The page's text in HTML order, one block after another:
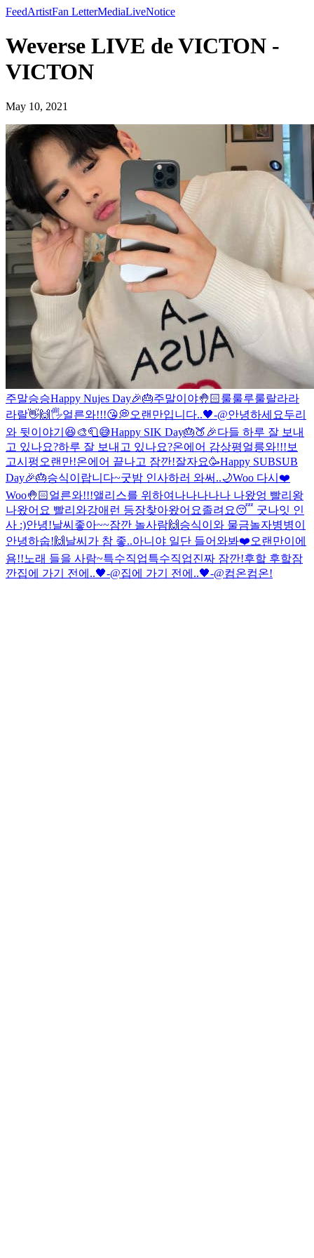
FeedArtistFan LetterMediaLiveNotice
Weverse LIVE de VICTON -
VICTON
May 10, 2021
주말승승Happy Nujes Day🎉🎂주말이야🤚🏻룰룰루룰랄라라
라랄👋🙌🖐얼른와!!!😘💭오랜만입니다..🖤-@안녕하세요두리
와 뒷이야기😆🎨🧻😅Happy SIK Day🎂🍑🎉다들 하루 잘 보내
고 있나요?하루 잘 보내고 있나요?온에어 감상평얼릉와!!!보
고시펑 오랜만!온에어 끝나고 잠깐!잘자요🥳Happy SUBSUB
Day🎉🎂승식이랍니다~굿밤 인사하러 와써..🌙Woo 다시❤️
Woo🤚🏻얼른와!!!앨리스를 위하여 나나나나나 나왔엉 빨리왕
나왔어요 빨리와강애런 등장찾아왔어요졸려요😴 굿나잇 인
사 :)안녕!날씨좋아~~잠깐 놀사람🙌 승식이와 물금놀자병병이
안녕하숩!🙌 날씨가 참 좋..아니야 일단 들어와봐❤️오랜만이에
욤!!노래 들을 사람~특수직업특수직업진짜 잠깐!후핰 후핰잠
깐집에 가기 전에..🖤-@집에 가기 전에..🖤-@컴온컴온!